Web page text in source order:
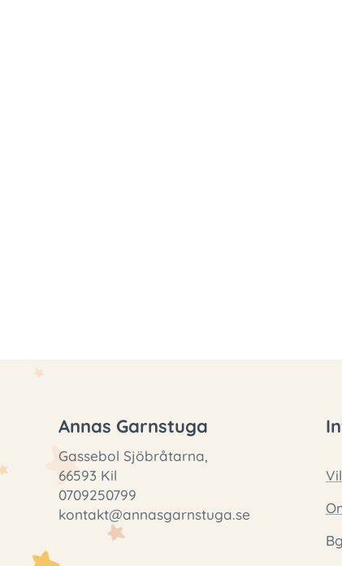
Annas Garnstuga
Gassebol Sjöbråtarna,
66593 Kil
0709250799
kontakt@annasgarnstuga.se